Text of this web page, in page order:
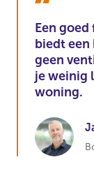
Een
biedt
geen
je weinig
woning.